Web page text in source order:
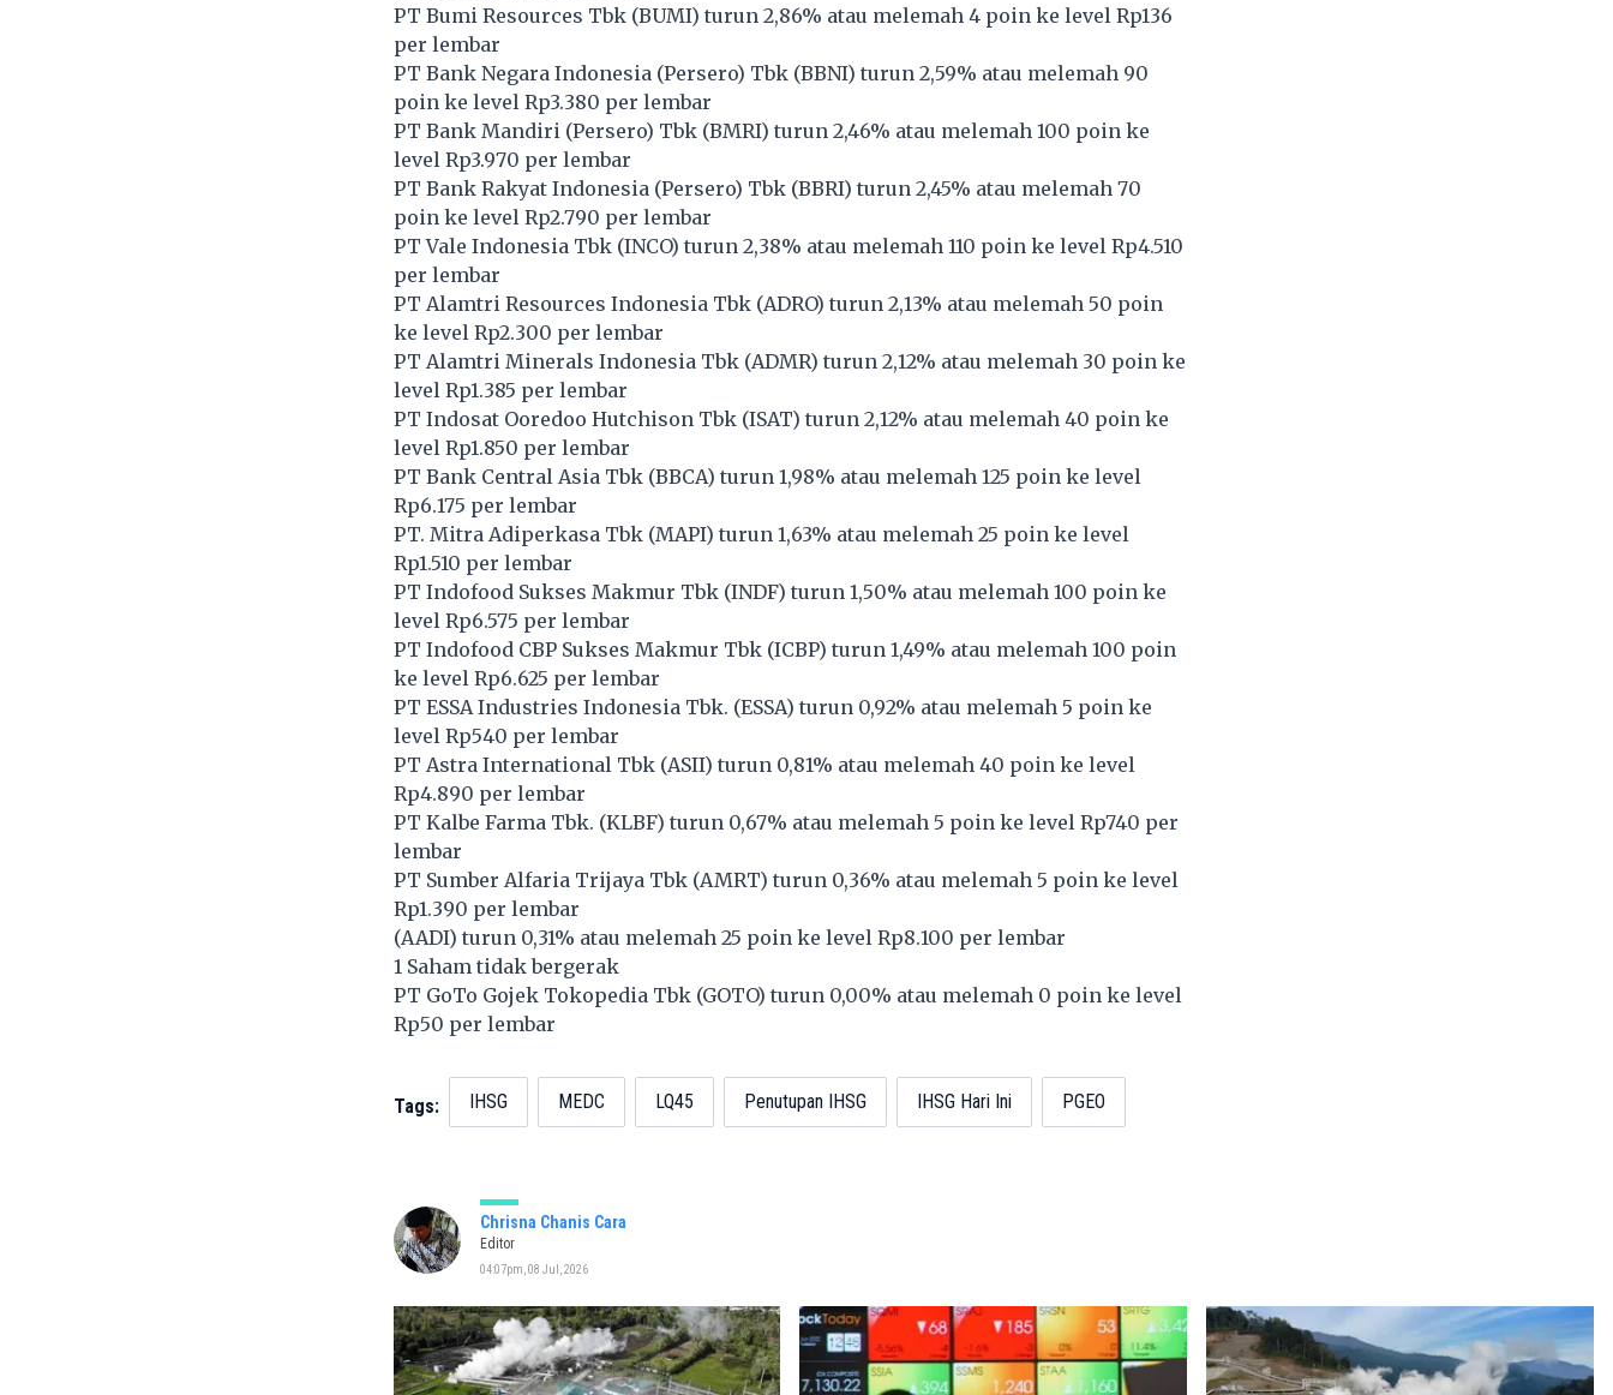
PT Bumi Resources Tbk (BUMI) turun 2,86% atau melemah 4 poin ke level Rp136
per lembar
PT Bank Negara Indonesia (Persero) Tbk (BBNI) turun 2,59% atau melemah 90
poin ke level Rp3.380 per lembar
PT Bank Mandiri (Persero) Tbk (BMRI) turun 2,46% atau melemah 100 poin ke
level Rp3.970 per lembar
PT Bank Rakyat Indonesia (Persero) Tbk (BBRI) turun 2,45% atau melemah 70
poin ke level Rp2.790 per lembar
PT Vale Indonesia Tbk (INCO) turun 2,38% atau melemah 110 poin ke level Rp4.510
per lembar
PT Alamtri Resources Indonesia Tbk (ADRO) turun 2,13% atau melemah 50 poin
ke level Rp2.300 per lembar
PT Alamtri Minerals Indonesia Tbk (ADMR) turun 2,12% atau melemah 30 poin ke
level Rp1.385 per lembar
PT Indosat Ooredoo Hutchison Tbk (ISAT) turun 2,12% atau melemah 40 poin ke
level Rp1.850 per lembar
PT Bank Central Asia Tbk (BBCA) turun 1,98% atau melemah 125 poin ke level
Rp6.175 per lembar
PT. Mitra Adiperkasa Tbk (MAPI) turun 1,63% atau melemah 25 poin ke level
Rp1.510 per lembar
PT Indofood Sukses Makmur Tbk (INDF) turun 1,50% atau melemah 100 poin ke
level Rp6.575 per lembar
PT Indofood CBP Sukses Makmur Tbk (ICBP) turun 1,49% atau melemah 100 poin
ke level Rp6.625 per lembar
PT ESSA Industries Indonesia Tbk. (ESSA) turun 0,92% atau melemah 5 poin ke
level Rp540 per lembar
PT Astra International Tbk (ASII) turun 0,81% atau melemah 40 poin ke level
Rp4.890 per lembar
PT Kalbe Farma Tbk. (KLBF) turun 0,67% atau melemah 5 poin ke level Rp740 per
lembar
PT Sumber Alfaria Trijaya Tbk (AMRT) turun 0,36% atau melemah 5 poin ke level
Rp1.390 per lembar
(AADI) turun 0,31% atau melemah 25 poin ke level Rp8.100 per lembar
1 Saham tidak bergerak
PT GoTo Gojek Tokopedia Tbk (GOTO) turun 0,00% atau melemah 0 poin ke level
Rp50 per lembar
Tags: IHSG MEDC LQ45 Penutupan IHSG IHSG Hari Ini PGEO
Chrisna Chanis Cara
Editor
04:07pm, 08 Jul, 2026